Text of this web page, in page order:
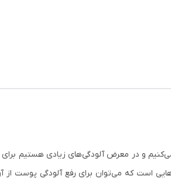
و در معرض آلودگی‌های زیادی هستیم
است که می‌توان برای رفع آلودگی پوست